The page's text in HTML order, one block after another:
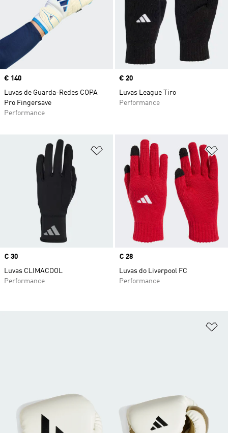
Price
€ 140
Luvas de Guarda-Redes COPA
Pro Fingersave
Performance
Price
€ 20
Luvas League Tiro
Performance
Adicionar à Lista de Desejos
Price
€ 30
Luvas CLIMACOOL
Performance
Price
€ 28
Luvas do Liverpool FC
Performance